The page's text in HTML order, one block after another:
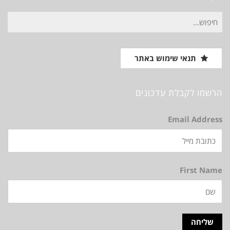
חיפוש
עבור:
תנאי שימוש באתר
הרשמו לקבלת עדכונים
Email Address
First Name